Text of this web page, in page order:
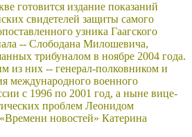
готовится издание показаний
свидетелей защиты самого
узника Гаагского
-- Слободана Милошевича,
трибуналом в ноябре 2004 года.
из них -- генерал-полковником и
международного военного
с 1996 по 2001 год, а ныне вице-
проблем Леонидом
новостей» Катерина